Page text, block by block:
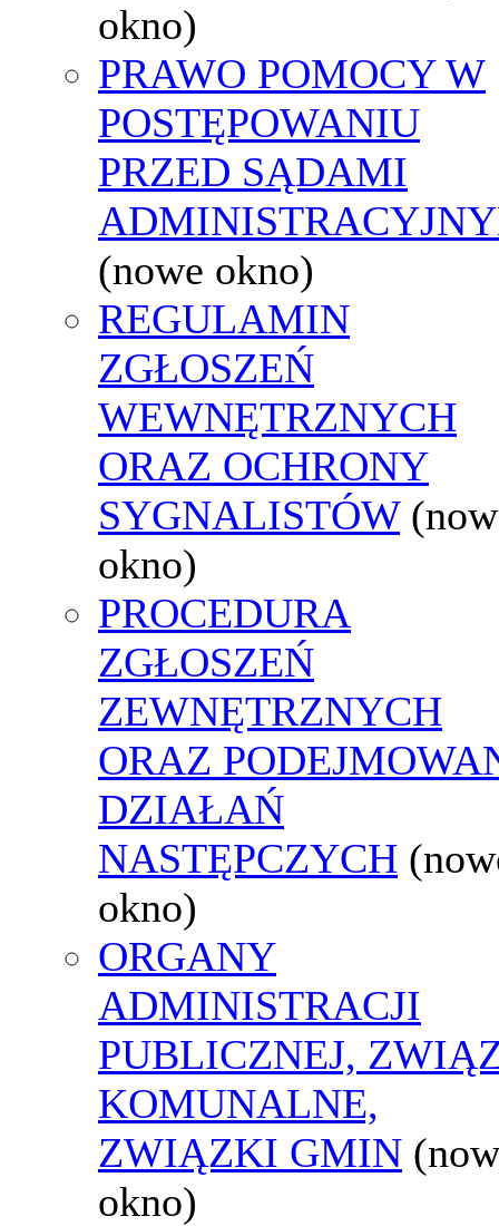
okno)
PRAWO POMOCY W
POSTĘPOWANIU
PRZED SĄDAMI
(nowe okno)
REGULAMIN
ZGŁOSZEŃ
WEWNĘTRZNYCH
ORAZ OCHRONY
SYGNALISTÓW
okno)
PROCEDURA
ZGŁOSZEŃ
ZEWNĘTRZNYCH
ORAZ
DZIAŁAŃ
NASTĘPCZYCH
okno)
ORGANY
ADMINISTRACJI
PUBLICZNEJ,
KOMUNALNE,
ZWIĄZKI GMIN
okno)